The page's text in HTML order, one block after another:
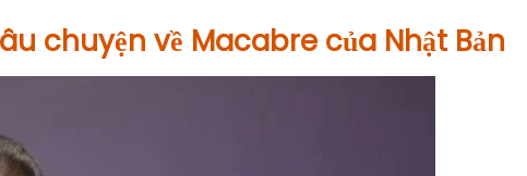
chuyện về Macabre của Nhật Bản